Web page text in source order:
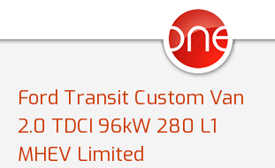
Ford Transit Custom Van
2.0 TDCI 96kW 280 L1
MHEV Limited